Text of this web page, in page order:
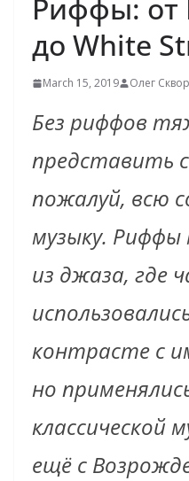
Риффы: от
до White
March 15, 2019 Олег
Без риффов
представить
пожалуй, всю
музыку.
из джаза, где
контрасте с
но
классической
ещё с